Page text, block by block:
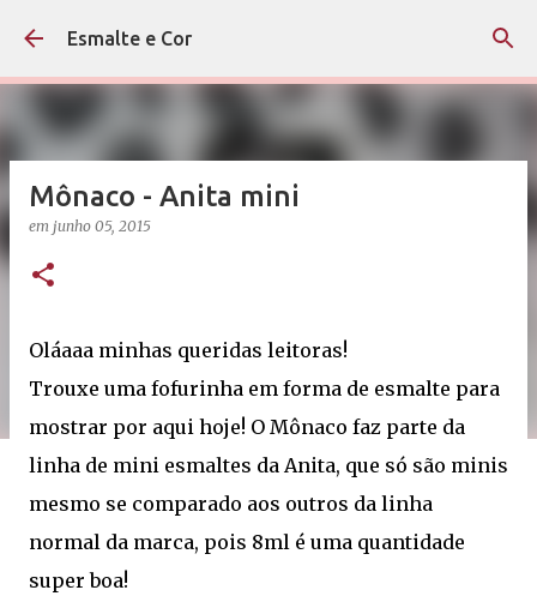
Pular para o conteúdo principal
Esmalte e Cor
Mônaco - Anita mini
em junho 05, 2015
Oláaaa minhas queridas leitoras!
Trouxe uma fofurinha em forma de esmalte para
mostrar por aqui hoje! O Mônaco faz parte da
linha de mini esmaltes da Anita, que só são minis
mesmo se comparado aos outros da linha
normal da marca, pois 8ml é uma quantidade
super boa!